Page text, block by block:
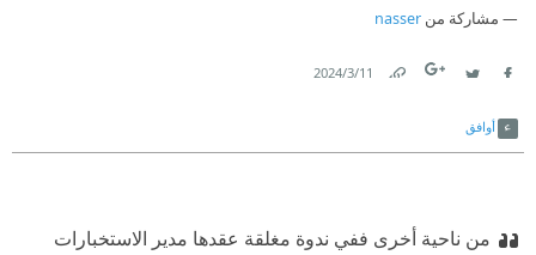
200»، والأخيرة هي التي تعني الضوء الأخضر والنهائي لبدء تنفيذ
الغربية لقناة السويس.
مشاركة من nasser
11‏/3‏/2024
أوافق
من ناحية أخرى ففي ندوة مغلقة عقدها مدير الاستخبارات